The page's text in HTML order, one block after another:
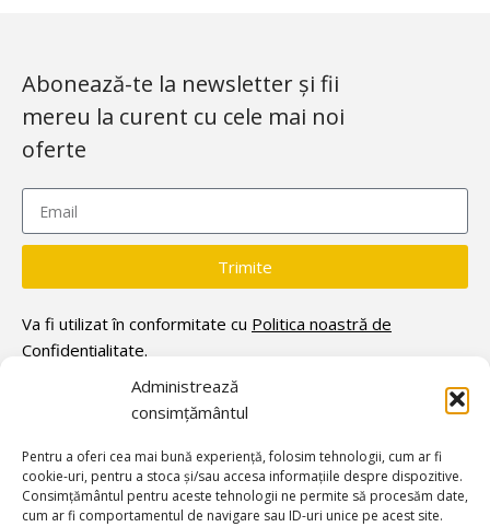
Administrează
consimțământul
Pentru a oferi cea mai bună experiență, folosim tehnologii, cum ar fi
cookie-uri, pentru a stoca și/sau accesa informațiile despre dispozitive.
Consimțământul pentru aceste tehnologii ne permite să procesăm date,
cum ar fi comportamentul de navigare sau ID-uri unice pe acest site.
Abonează-te la newsletter și fii
mereu la curent cu cele mai noi
oferte
Trimite
Va fi utilizat în conformitate cu Politica noastră de
Confidențialitate.